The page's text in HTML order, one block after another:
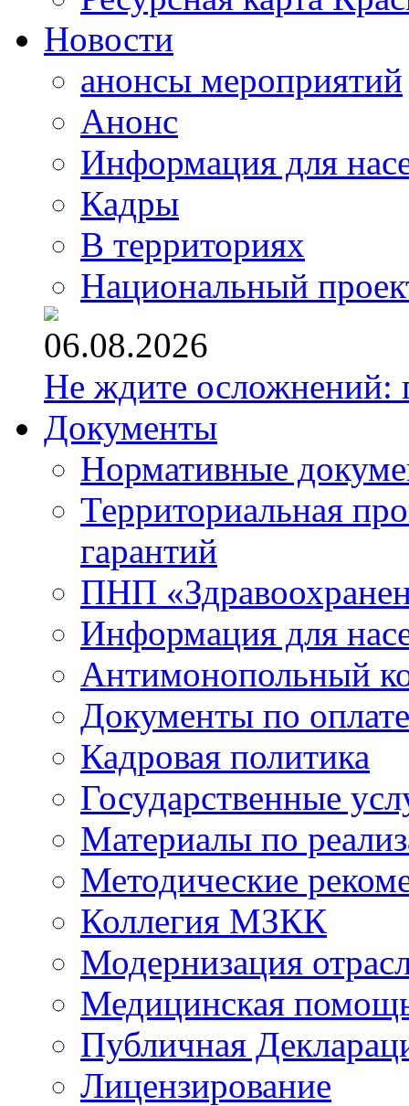
Новости
анонсы мероприятий
Анонс
Информация для
Кадры
В территориях
Национальный
06.08.2026
Не ждите осложнений:
Документы
Нормативные
Территориальная
гарантий
ПНП
Информация для
Антимонопольный
Документы по
Кадровая политика
Государственные
Материалы по
Методические
Коллегия МЗКК
Модернизация
Медицинская
Публичная
Лицензирование